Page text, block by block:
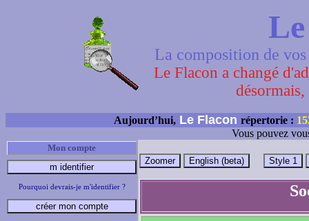
La composition de
Le Flacon a changé
Aujourd’hui, Le Flacon répertorie :
Vous pouvez
Mon compte
Pourquoi devrais-je m'identifier ?